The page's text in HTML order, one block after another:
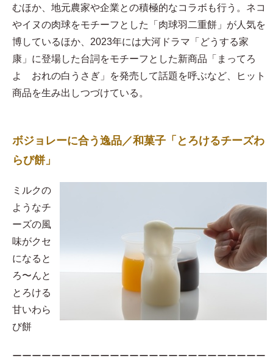
むほか、地元農家や企業との積極的なコラボも行う。ネコ
やイヌの肉球をモチーフとした「肉球羽二重餅」が人気を
博しているほか、2023年には大河ドラマ「どうする家
康」に登場した台詞をモチーフとした新商品「まってろ
よ おれの白うさぎ」を発売して話題を呼ぶなど、ヒット
商品を生み出しつづけている。
ボジョレーに合う逸品／和菓子「とろけるチーズわ
らび餅」
​ミルクの
ようなチ
ーズの風
味がクセ
になると
ろ〜んと
とろける
甘いわら
び餅